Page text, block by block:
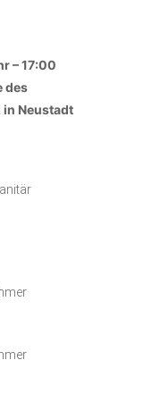
– 17:00
des
in Neustadt